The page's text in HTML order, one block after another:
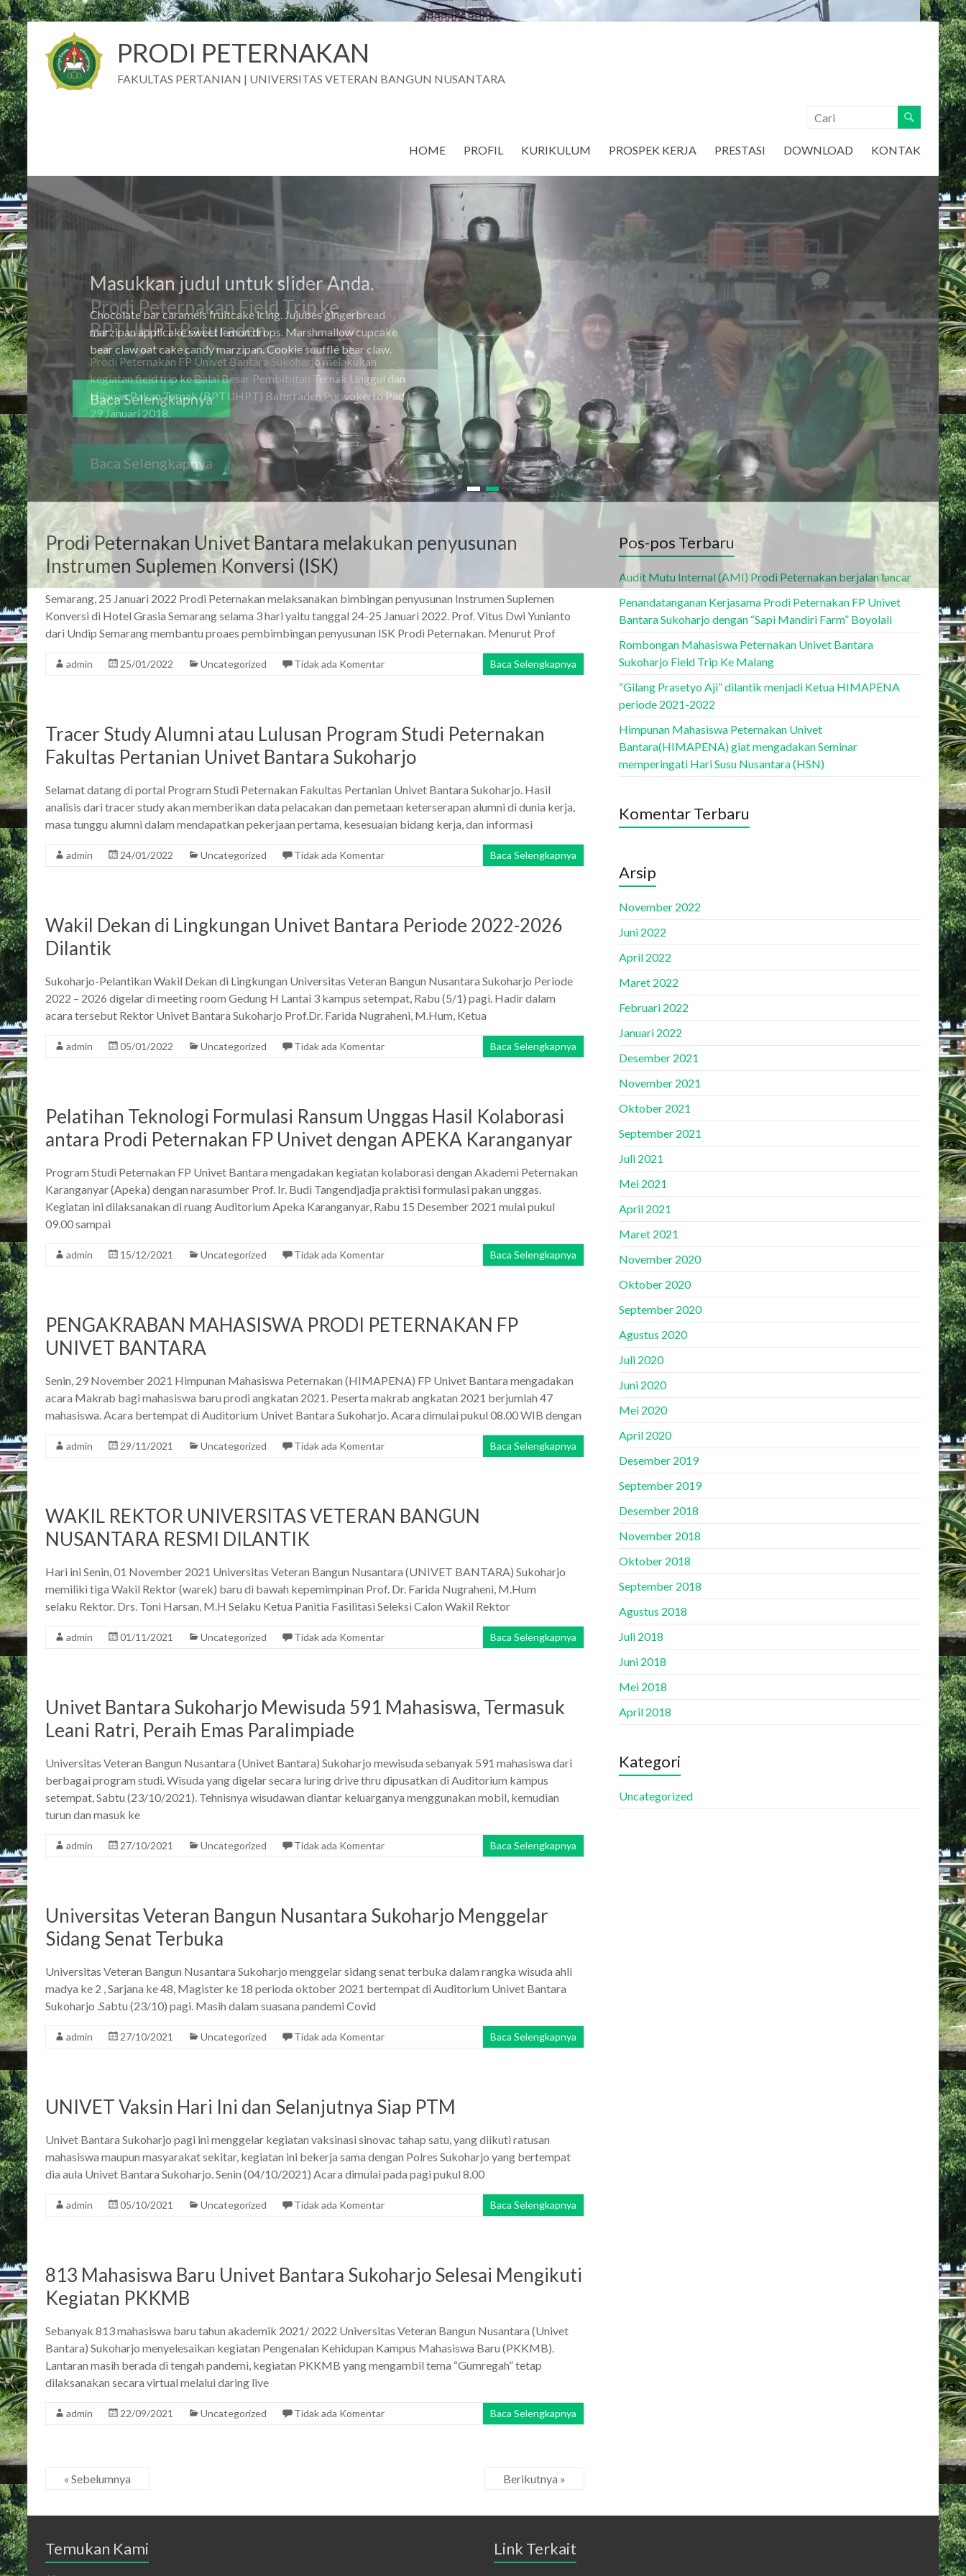
PRODI PETERNAKAN
FAKULTAS PERTANIAN | UNIVERSITAS VETERAN BANGUN NUSANTARA
HOME PROFIL KURIKULUM PROSPEK KERJA PRESTASI DOWNLOAD KONTAK
Masukkan judul untuk slider Anda.
Chocolate bar caramels fruitcake icing. Jujubes gingerbread
marzipan applicake sweet lemon drops. Marshmallow cupcake
bear claw oat cake candy marzipan. Cookie soufflé bear claw.
Baca Selengkapnya
Prodi Peternakan Univet Bantara melakukan penyusunan
Instrumen Suplemen Konversi (ISK)
Semarang, 25 Januari 2022 Prodi Peternakan melaksanakan bimbingan penyusunan Instrumen Suplemen
Konversi di Hotel Grasia Semarang selama 3 hari yaitu tanggal 24-25 Januari 2022. Prof. Vitus Dwi Yunianto
dari Undip Semarang membantu proaes pembimbingan penyusunan ISK Prodi Peternakan. Menurut Prof
admin 25/01/2022 Uncategorized Tidak ada Komentar Baca Selengkapnya
Tracer Study Alumni atau Lulusan Program Studi Peternakan
Fakultas Pertanian Univet Bantara Sukoharjo
Selamat datang di portal Program Studi Peternakan Fakultas Pertanian Univet Bantara Sukoharjo. Hasil
analisis dari tracer study akan memberikan data pelacakan dan pemetaan keterserapan alumni di dunia kerja,
masa tunggu alumni dalam mendapatkan pekerjaan pertama, kesesuaian bidang kerja, dan informasi
admin 24/01/2022 Uncategorized Tidak ada Komentar Baca Selengkapnya
Wakil Dekan di Lingkungan Univet Bantara Periode 2022-2026
Dilantik
Sukoharjo-Pelantikan Wakil Dekan di Lingkungan Universitas Veteran Bangun Nusantara Sukoharjo Periode
2022 – 2026 digelar di meeting room Gedung H Lantai 3 kampus setempat, Rabu (5/1) pagi. Hadir dalam
acara tersebut Rektor Univet Bantara Sukoharjo Prof.Dr. Farida Nugraheni, M.Hum, Ketua
admin 05/01/2022 Uncategorized Tidak ada Komentar Baca Selengkapnya
Pelatihan Teknologi Formulasi Ransum Unggas Hasil Kolaborasi
antara Prodi Peternakan FP Univet dengan APEKA Karanganyar
Program Studi Peternakan FP Univet Bantara mengadakan kegiatan kolaborasi dengan Akademi Peternakan
Karanganyar (Apeka) dengan narasumber Prof. Ir. Budi Tangendjadja praktisi formulasi pakan unggas.
Kegiatan ini dilaksanakan di ruang Auditorium Apeka Karanganyar, Rabu 15 Desember 2021 mulai pukul
09.00 sampai
admin 15/12/2021 Uncategorized Tidak ada Komentar Baca Selengkapnya
PENGAKRABAN MAHASISWA PRODI PETERNAKAN FP
UNIVET BANTARA
Senin, 29 November 2021 Himpunan Mahasiswa Peternakan (HIMAPENA) FP Univet Bantara mengadakan
acara Makrab bagi mahasiswa baru prodi angkatan 2021. Peserta makrab angkatan 2021 berjumlah 47
mahasiswa. Acara bertempat di Auditorium Univet Bantara Sukoharjo. Acara dimulai pukul 08.00 WIB dengan
admin 29/11/2021 Uncategorized Tidak ada Komentar Baca Selengkapnya
WAKIL REKTOR UNIVERSITAS VETERAN BANGUN
NUSANTARA RESMI DILANTIK
Hari ini Senin, 01 November 2021 Universitas Veteran Bangun Nusantara (UNIVET BANTARA) Sukoharjo
memiliki tiga Wakil Rektor (warek) baru di bawah kepemimpinan Prof. Dr. Farida Nugraheni, M.Hum
selaku Rektor. Drs. Toni Harsan, M.H Selaku Ketua Panitia Fasilitasi Seleksi Calon Wakil Rektor
admin 01/11/2021 Uncategorized Tidak ada Komentar Baca Selengkapnya
Univet Bantara Sukoharjo Mewisuda 591 Mahasiswa, Termasuk
Leani Ratri, Peraih Emas Paralimpiade
Universitas Veteran Bangun Nusantara (Univet Bantara) Sukoharjo mewisuda sebanyak 591 mahasiswa dari
berbagai program studi. Wisuda yang digelar secara luring drive thru dipusatkan di Auditorium kampus
setempat, Sabtu (23/10/2021). Tehnisnya wisudawan diantar keluarganya menggunakan mobil, kemudian
turun dan masuk ke
admin 27/10/2021 Uncategorized Tidak ada Komentar Baca Selengkapnya
Universitas Veteran Bangun Nusantara Sukoharjo Menggelar
Sidang Senat Terbuka
Universitas Veteran Bangun Nusantara Sukoharjo menggelar sidang senat terbuka dalam rangka wisuda ahli
madya ke 2 , Sarjana ke 48, Magister ke 18 perioda oktober 2021 bertempat di Auditorium Univet Bantara
Sukoharjo .Sabtu (23/10) pagi. Masih dalam suasana pandemi Covid
admin 27/10/2021 Uncategorized Tidak ada Komentar Baca Selengkapnya
UNIVET Vaksin Hari Ini dan Selanjutnya Siap PTM
Univet Bantara Sukoharjo pagi ini menggelar kegiatan vaksinasi sinovac tahap satu, yang diikuti ratusan
mahasiswa maupun masyarakat sekitar, kegiatan ini bekerja sama dengan Polres Sukoharjo yang bertempat
dia aula Univet Bantara Sukoharjo. Senin (04/10/2021) Acara dimulai pada pagi pukul 8.00
admin 05/10/2021 Uncategorized Tidak ada Komentar Baca Selengkapnya
813 Mahasiswa Baru Univet Bantara Sukoharjo Selesai Mengikuti
Kegiatan PKKMB
Sebanyak 813 mahasiswa baru tahun akademik 2021/ 2022 Universitas Veteran Bangun Nusantara (Univet
Bantara) Sukoharjo menyelesaikan kegiatan Pengenalan Kehidupan Kampus Mahasiswa Baru (PKKMB).
Lantaran masih berada di tengah pandemi, kegiatan PKKMB yang mengambil tema “Gumregah” tetap
dilaksanakan secara virtual melalui daring live
admin 22/09/2021 Uncategorized Tidak ada Komentar Baca Selengkapnya
« Sebelumnya Berikutnya »
Pos-pos Terbaru
Audit Mutu Internal (AMI) Prodi Peternakan berjalan lancar
Penandatanganan Kerjasama Prodi Peternakan FP Univet
Bantara Sukoharjo dengan “Sapi Mandiri Farm” Boyolali
Rombongan Mahasiswa Peternakan Univet Bantara
Sukoharjo Field Trip Ke Malang
“Gilang Prasetyo Aji” dilantik menjadi Ketua HIMAPENA
periode 2021-2022
Himpunan Mahasiswa Peternakan Univet
Bantara(HIMAPENA) giat mengadakan Seminar
memperingati Hari Susu Nusantara (HSN)
Komentar Terbaru
Arsip
November 2022
Juni 2022
April 2022
Maret 2022
Februari 2022
Januari 2022
Desember 2021
November 2021
Oktober 2021
September 2021
Juli 2021
Mei 2021
April 2021
Maret 2021
November 2020
Oktober 2020
September 2020
Agustus 2020
Juli 2020
Juni 2020
Mei 2020
April 2020
Desember 2019
September 2019
Desember 2018
November 2018
Oktober 2018
September 2018
Agustus 2018
Juli 2018
Juni 2018
Mei 2018
April 2018
Kategori
Uncategorized
Temukan Kami Link Terkait